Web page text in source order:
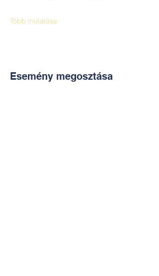
Több mutatása
Esemény megosztása